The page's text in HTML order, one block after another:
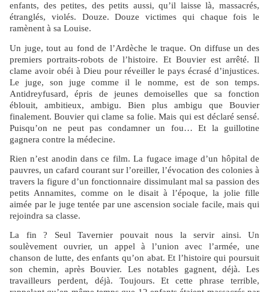
enfants, des petites, des petits aussi, qu’il laisse là, massacrés,
étranglés, violés. Douze. Douze victimes qui chaque fois le
ramènent à sa Louise.
Un juge, tout au fond de l’Ardèche le traque. On diffuse un des
premiers portraits-robots de l’histoire. Et Bouvier est arrêté. Il
clame avoir obéi à Dieu pour réveiller le pays écrasé d’injustices.
Le juge, son juge comme il le nomme, est de son temps.
Antidreyfusard, épris de jeunes demoiselles que sa fonction
éblouit, ambitieux, ambigu. Bien plus ambigu que Bouvier
finalement. Bouvier qui clame sa folie. Mais qui est déclaré sensé.
Puisqu’on ne peut pas condamner un fou… Et la guillotine
gagnera contre la médecine.
Rien n’est anodin dans ce film. La fugace image d’un hôpital de
pauvres, un cafard courant sur l’oreiller, l’évocation des colonies à
travers la figure d’un fonctionnaire dissimulant mal sa passion des
petits Annamites, comme on le disait à l’époque, la jolie fille
aimée par le juge tentée par une ascension sociale facile, mais qui
rejoindra sa classe.
La fin ? Seul Tavernier pouvait nous la servir ainsi. Un
soulèvement ouvrier, un appel à l’union avec l’armée, une
chanson de lutte, des enfants qu’on abat. Et l’histoire qui poursuit
son chemin, après Bouvier. Les notables gagnent, déjà. Les
travailleurs perdent, déjà. Toujours. Et cette phrase terrible,